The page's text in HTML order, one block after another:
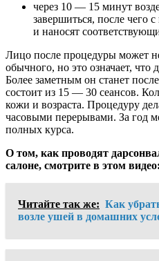
через 10 — 15 минут
завершиться, после чего
и наносят
Лицо после процедуры может
обычного, но это означает, что
Более заметным он станет
состоит из 15 — 30 сеансов.
кожи и возраста. Процедуру
часовыми перерывами. За год
полных курса.
О том, как проводят
салоне, смотрите в этом видео:
Читайте так же: Как
возле ушей в домашних